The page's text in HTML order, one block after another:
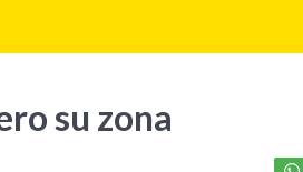
su zona